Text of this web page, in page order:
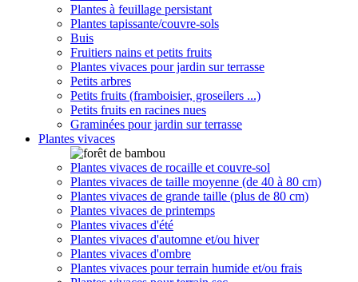
Plantes à feuillage persistant
Plantes tapissante/couvre-sols
Buis
Fruitiers nains et petits fruits
Plantes vivaces pour jardin sur terrasse
Petits arbres
Petits fruits (framboisier, groseilers ...)
Petits fruits en racines nues
Graminées pour jardin sur terrasse
Plantes vivaces
Plantes vivaces de rocaille et couvre-sol
Plantes vivaces de taille moyenne (de 40 à 80 cm)
Plantes vivaces de grande taille (plus de 80 cm)
Plantes vivaces de printemps
Plantes vivaces d'été
Plantes vivaces d'automne et/ou hiver
Plantes vivaces d'ombre
Plantes vivaces pour terrain humide et/ou frais